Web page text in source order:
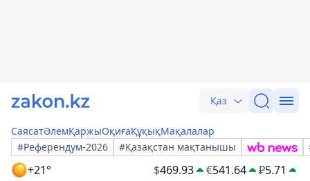
Қаз
СаясатӘлемҚаржыОқиғаҚұқықМақалалар
#Референдум-2026
#Қазақстан мақтанышы
+21° $469.93 €541.64 ₽5.71